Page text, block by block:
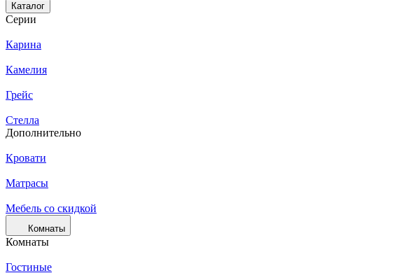
Каталог
Серии
Карина
Камелия
Грейс
Стелла
Дополнительно
Кровати
Матрасы
Мебель со скидкой
Комнаты
Комнаты
Гостиные